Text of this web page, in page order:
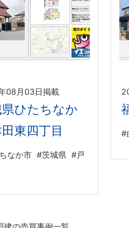
08月03日掲載
ひたちなか
東四丁目
なか市 #茨城県 #戸
#